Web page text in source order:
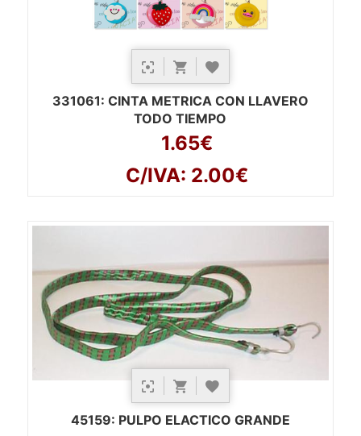
331061: CINTA METRICA CON LLAVERO
TODO TIEMPO
1.65€
C/IVA: 2.00€
45159: PULPO ELACTICO GRANDE